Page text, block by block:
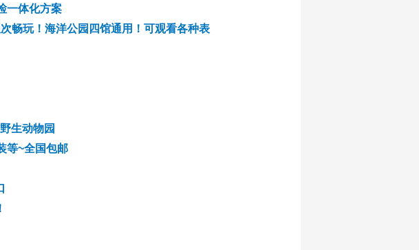
一体化方案
畅玩！海洋公园四馆通用！可观看各种表
生动物园
等~全国包邮